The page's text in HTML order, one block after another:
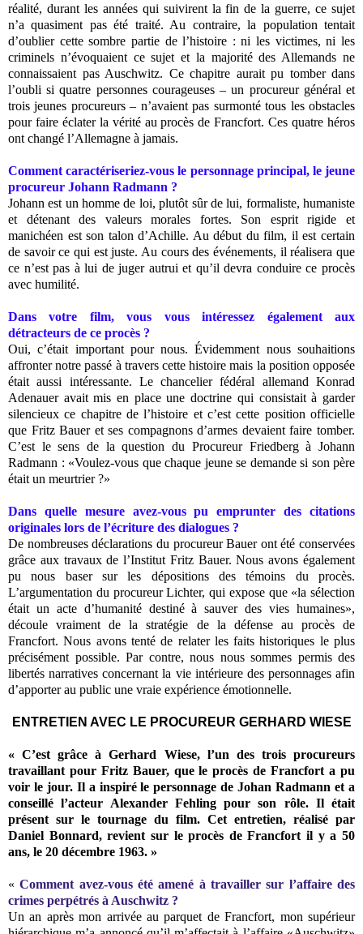
réalité, durant les années qui suivirent la fin de la guerre, ce sujet
n’a quasiment pas été traité. Au contraire, la population tentait
d’oublier cette sombre partie de l’histoire : ni les victimes, ni les
criminels n’évoquaient ce sujet et la majorité des Allemands ne
connaissaient pas Auschwitz. Ce chapitre aurait pu tomber dans
l’oubli si quatre personnes courageuses – un procureur général et
trois jeunes procureurs – n’avaient pas surmonté tous les obstacles
pour faire éclater la vérité au procès de Francfort. Ces quatre héros
ont changé l’Allemagne à jamais.
Comment caractériseriez-vous le personnage principal, le jeune
procureur Johann Radmann ?
Johann est un homme de loi, plutôt sûr de lui, formaliste, humaniste
et détenant des valeurs morales fortes. Son esprit rigide et
manichéen est son talon d’Achille. Au début du film, il est certain
de savoir ce qui est juste. Au cours des événements, il réalisera que
ce n’est pas à lui de juger autrui et qu’il devra conduire ce procès
avec humilité.
Dans votre film, vous vous intéressez également aux
détracteurs de ce procès ?
Oui, c’était important pour nous. Évidemment nous souhaitions
affronter notre passé à travers cette histoire mais la position opposée
était aussi intéressante. Le chancelier fédéral allemand Konrad
Adenauer avait mis en place une doctrine qui consistait à garder
silencieux ce chapitre de l’histoire et c’est cette position officielle
que Fritz Bauer et ses compagnons d’armes devaient faire tomber.
C’est le sens de la question du Procureur Friedberg à Johann
Radmann : «Voulez-vous que chaque jeune se demande si son père
était un meurtrier ?»
Dans quelle mesure avez-vous pu emprunter des citations
originales lors de l’écriture des dialogues ?
De nombreuses déclarations du procureur Bauer ont été conservées
grâce aux travaux de l’Institut Fritz Bauer. Nous avons également
pu nous baser sur les dépositions des témoins du procès.
L’argumentation du procureur Lichter, qui expose que «la sélection
était un acte d’humanité destiné à sauver des vies humaines»,
découle vraiment de la stratégie de la défense au procès de
Francfort. Nous avons tenté de relater les faits historiques le plus
précisément possible. Par contre, nous nous sommes permis des
libertés narratives concernant la vie intérieure des personnages afin
d’apporter au public une vraie expérience émotionnelle.
ENTRETIEN AVEC LE PROCUREUR GERHARD WIESE
« C’est grâce à Gerhard Wiese, l’un des trois procureurs
travaillant pour Fritz Bauer, que le procès de Francfort a pu
voir le jour. Il a inspiré le personnage de Johan Radmann et a
conseillé l’acteur Alexander Fehling pour son rôle. Il était
présent sur le tournage du film. Cet entretien, réalisé par
Daniel Bonnard, revient sur le procès de Francfort il y a 50
ans, le 20 décembre 1963. »
«Comment avez-vous été amené à travailler sur l’affaire des
crimes perpétrés à Auschwitz ?
Un an après mon arrivée au parquet de Francfort, mon supérieur